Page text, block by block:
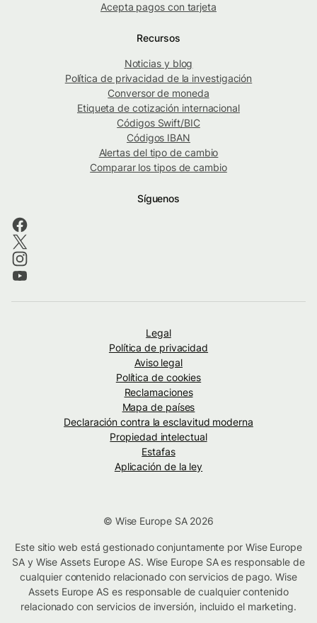
Acepta pagos con tarjeta
Recursos
Noticias y blog
Política de privacidad de la investigación
Conversor de moneda
Etiqueta de cotización internacional
Códigos Swift/BIC
Códigos IBAN
Alertas del tipo de cambio
Comparar los tipos de cambio
Síguenos
Legal
Política de privacidad
Aviso legal
Política de cookies
Reclamaciones
Mapa de países
Declaración contra la esclavitud moderna
Propiedad intelectual
Estafas
Aplicación de la ley
© Wise Europe SA 2026
Este sitio web está gestionado conjuntamente por Wise Europe
SA y Wise Assets Europe AS. Wise Europe SA es responsable de
cualquier contenido relacionado con servicios de pago. Wise
Assets Europe AS es responsable de cualquier contenido
relacionado con servicios de inversión, incluido el marketing.